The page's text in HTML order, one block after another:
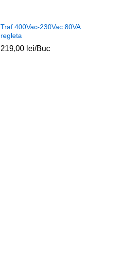
Traf 400Vac-230Vac 80VA
regleta
219,00 lei/Buc
219,00 lei